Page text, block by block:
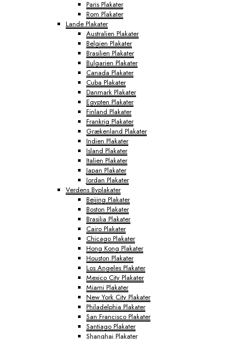
Paris Plakater
Rom Plakater
Lande Plakater
Australien Plakater
Belgien Plakater
Brasilien Plakater
Bulgarien Plakater
Canada Plakater
Cuba Plakater
Danmark Plakater
Egypten Plakater
Finland Plakater
Frankrig Plakater
Grækenland Plakater
Indien Plakater
Island Plakater
Italien Plakater
Japan Plakater
Jordan Plakater
Verdens Byplakater
Beijing Plakater
Boston Plakater
Brasilia Plakater
Cairo Plakater
Chicago Plakater
Hong Kong Plakater
Houston Plakater
Los Angeles Plakater
Mexico City Plakater
Miami Plakater
New York City Plakater
Philadelphia Plakater
San Francisco Plakater
Santiago Plakater
Shanghai Plakater